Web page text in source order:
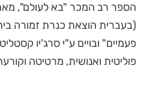
הספר רב המכר "בא לעולם",
(בעברית הוצאת כנרת זמורה
פעמיים" ובויים ע"י סרג'יו
פוליטית ואנושית, מרטיטה